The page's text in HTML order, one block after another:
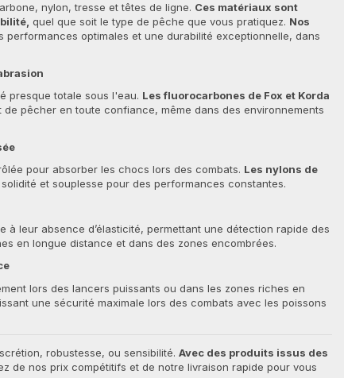
nylon, tresse et têtes de ligne. Ces matériaux sont
quel que soit le type de pêche que vous pratiquez. Nos
performances optimales et une durabilité exceptionnelle, dans
presque totale sous l'eau. Les fluorocarbones de Fox et Korda
pêcher en toute confiance, même dans des environnements
pour absorber les chocs lors des combats. Les nylons de
et souplesse pour des performances constantes.
à leur absence d’élasticité, permettant une détection rapide des
en longue distance et dans des zones encombrées.
lors des lancers puissants ou dans les zones riches en
une sécurité maximale lors des combats avec les poissons
robustesse, ou sensibilité.Avec des produits issus des
de nos prix compétitifs et de notre livraison rapide pour vous